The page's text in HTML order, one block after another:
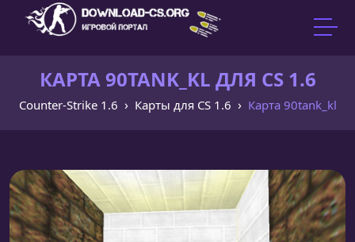
КАРТА 90TANK_KL ДЛЯ CS 1.6
Counter-Strike 1.6 Карты для CS 1.6 Карта 90tank_kl